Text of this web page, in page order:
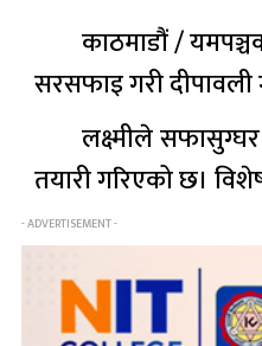
काठमाडौं /
सरसफाइ गरी
लक्ष्मीले
तयारी गरिएको छ।
- ADVERTISEMENT -